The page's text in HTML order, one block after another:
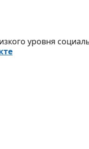
уровня